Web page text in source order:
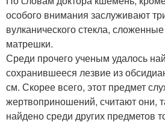
особого внимания заслуживают
вулканического стекла, сложенные
матрешки.
Среди прочего ученым удалось
сохранившееся лезвие из
см. Скорее всего, этот предмет
жертвоприношений, считают они,
найдено среди других предметов